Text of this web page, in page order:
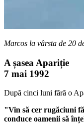
Marcos la vârsta de 20
A șasea Apariție
7 mai 1992
După cinci luni fără o
"Vin să cer rugăciuni
conduce oamenii să